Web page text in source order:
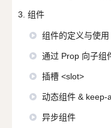
3. 组件
组件的定义与使用
通过 Prop 向子组
插槽 <slot>
动态组件 & keep-
异步组件